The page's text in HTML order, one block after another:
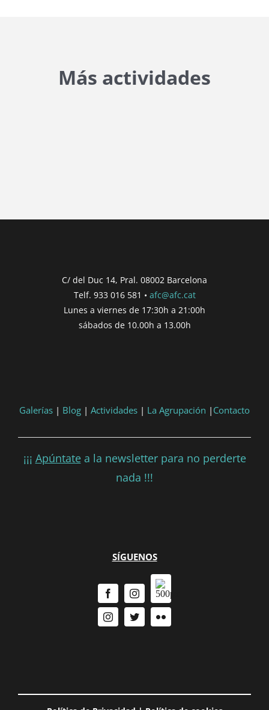
Más actividades
'DD/MM/YYYY') }}
Finalització de participació |{{
formatDate(post.end, 'YYYY-MM-DD',
'DD/MM/YYYY') }}
C/ del Duc 14, Pral. 08002 Barcelona
Telf. 933 016 581 • afc@afc.cat
Lunes a viernes de 17:30h a 21:00h
sábados de 10.00h a 13.00h
Galerías | Blog | Actividades | La Agrupación | Contacto
¡¡¡ Apúntatea la newsletter para no perderte
nada !!!
SÍGUENOS